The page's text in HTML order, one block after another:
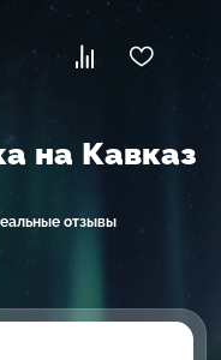
на Кавказ
отзывы